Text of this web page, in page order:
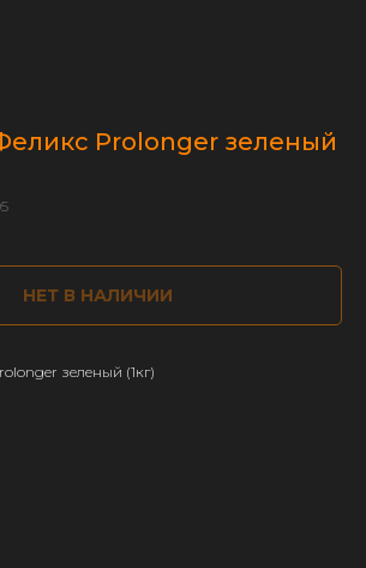
Prolonger зеленый
НЕТ В НАЛИЧИИ
зеленый (1кг)